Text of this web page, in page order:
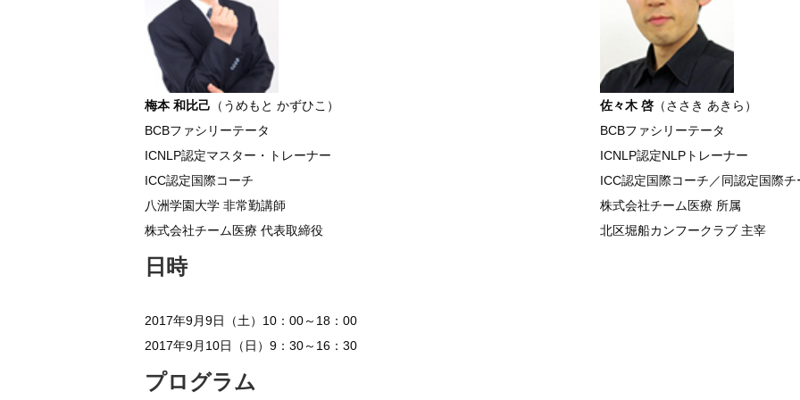
梅本 和比己 （うめもと かずひこ）
BCBファシリーテータ
ICNLP認定マスター・トレーナー
ICC認定国際コーチ
八洲学園大学 非常勤講師
株式会社チーム医療 代表取締役
佐々木 啓 （ささき あきら）
BCBファシリーテータ
ICNLP認定NLPトレーナー
ICC認定国際コーチ／同認定国際チ
株式会社チーム医療 所属
北区堀船カンフークラブ 主宰
日時
2017年9月9日（土）10：00～18：00
2017年9月10日（日）9：30～16：30
プログラム